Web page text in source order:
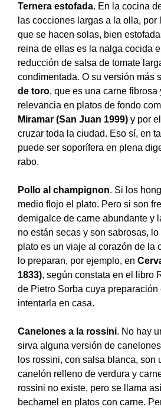
Ternera estofada. En la cocina
las cocciones largas a la olla,
que se hacen solas, bien
reina de ellas es la nalga cocida
reducción de salsa de tomate
condimentada. O su versión más
de toro, que es una carne
relevancia en platos de fondo
Miramar (San Juan 1999) y por
cruzar toda la ciudad. Eso sí, en
puede ser soporífera en plena
rabo.
Pollo al champignon. Si los
medio flojo el plato. Pero si son
demigalce de carne abundante y
no están secas y son sabrosas, lo
plato es un viaje al corazón de la
lo preparan, por ejemplo, en
1833), según constata en el libro
de Pietro Sorba cuya preparación
intentarla en casa.
Canelones a la rossini. No hay
sirva alguna versión de
los rossini, con salsa blanca, son
canelón relleno de verdura y
rossini no existe, pero se llama
bechamel en platos con carne.